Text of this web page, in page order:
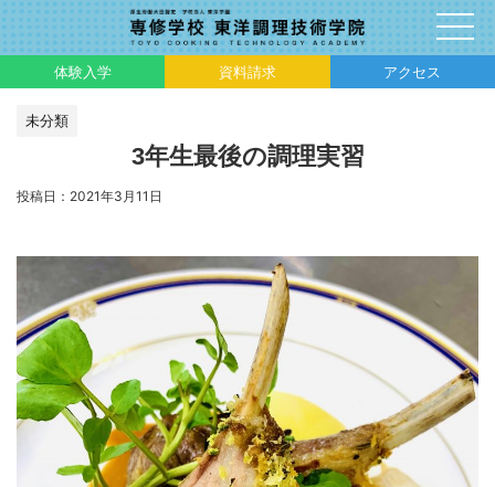
体験入学 資料請求 アクセス
未分類
3年生最後の調理実習
投稿日： 2021年3月11日